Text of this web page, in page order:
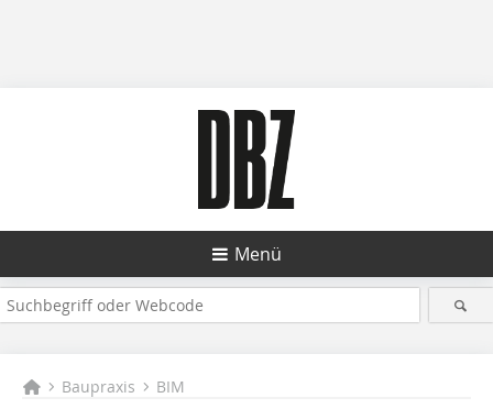
Menü
Baupraxis BIM